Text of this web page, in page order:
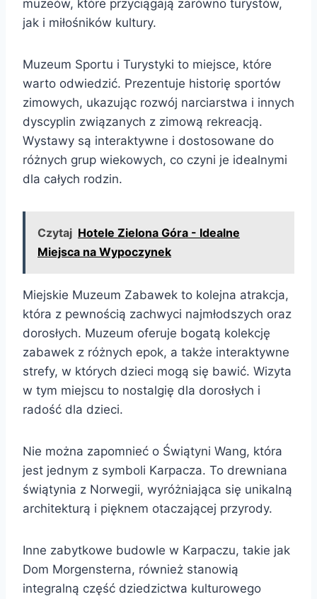
muzeów, które przyciągają zarówno turystów,
jak i miłośników kultury.
Muzeum Sportu i Turystyki to miejsce, które
warto odwiedzić. Prezentuje historię sportów
zimowych, ukazując rozwój narciarstwa i innych
dyscyplin związanych z zimową rekreacją.
Wystawy są interaktywne i dostosowane do
różnych grup wiekowych, co czyni je idealnymi
dla całych rodzin.
Czytaj Hotele Zielona Góra - Idealne
Miejsca na Wypoczynek
Miejskie Muzeum Zabawek to kolejna atrakcja,
która z pewnością zachwyci najmłodszych oraz
dorosłych. Muzeum oferuje bogatą kolekcję
zabawek z różnych epok, a także interaktywne
strefy, w których dzieci mogą się bawić. Wizyta
w tym miejscu to nostalgię dla dorosłych i
radość dla dzieci.
Nie można zapomnieć o Świątyni Wang, która
jest jednym z symboli Karpacza. To drewniana
świątynia z Norwegii, wyróżniająca się unikalną
architekturą i pięknem otaczającej przyrody.
Inne zabytkowe budowle w Karpaczu, takie jak
Dom Morgensterna, również stanowią
integralną część dziedzictwa kulturowego